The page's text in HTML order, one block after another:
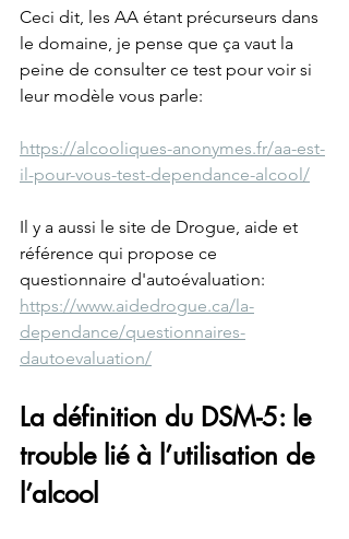
Ceci dit, les AA étant précurseurs dans
le domaine, je pense que ça vaut la
peine de consulter ce test pour voir si
leur modèle vous parle:
https://alcooliques-anonymes.fr/aa-est-
il-pour-vous-test-dependance-alcool/
Il y a aussi le site de Drogue, aide et
référence qui propose ce
questionnaire d'autoévaluation:
https://www.aidedrogue.ca/la-
dependance/questionnaires-
dautoevaluation/
La définition du DSM-5: le
trouble lié à l’utilisation de
l’alcool